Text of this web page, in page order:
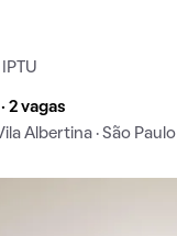
2 vagas
Albertina · São Paulo